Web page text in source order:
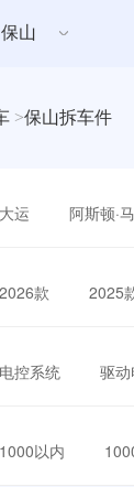
保山
>保山拆车件
大运 阿斯顿·
2026款 2025
电控系统 驱
1000以内